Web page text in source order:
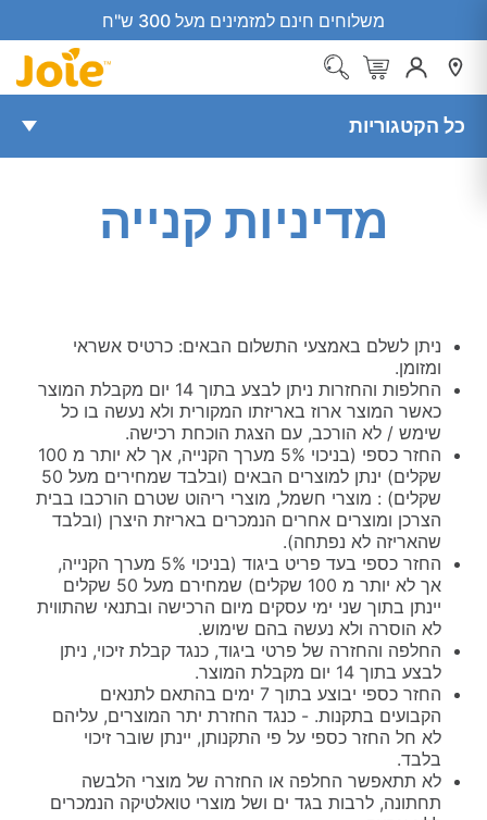
משלוחים חינם למזמינים מעל 300 ש"ח
כל הקטגוריות
מדיניות קנייה
ניתן לשלם באמצעי התשלום הבאים: כרטיס אשראי
ומזומן.
החלפות והחזרות ניתן לבצע בתוך 14 יום מקבלת המוצר
כאשר המוצר ארוז באריזתו המקורית ולא נעשה בו כל
שימש / לא הורכב, עם הצגת הוכחת רכישה.
החזר כספי (בניכוי 5% מערך הקנייה, אך לא יותר מ 100
שקלים) ינתן למוצרים הבאים (ובלבד שמחירים מעל 50
שקלים) : מוצרי חשמל, מוצרי ריהוט שטרם הורכבו בבית
הצרכן ומוצרים אחרים הנמכרים באריזת היצרן (ובלבד
שהאריזה לא נפתחה).
החזר כספי בעד פריט ביגוד (בניכוי 5% מערך הקנייה,
אך לא יותר מ 100 שקלים) שמחירם מעל 50 שקלים
יינתן בתוך שני ימי עסקים מיום הרכישה ובתנאי שהתווית
לא הוסרה ולא נעשה בהם שימוש.
החלפה והחזרה של פרטי ביגוד, כנגד קבלת זיכוי, ניתן
לבצע בתוך 14 יום מקבלת המוצר.
החזר כספי יבוצע בתוך 7 ימים בהתאם לתנאים
הקבועים בתקנות. - כנגד החזרת יתר המוצרים, עליהם
לא חל החזר כספי על פי התקנותן, יינתן שובר זיכוי
בלבד.
לא תתאפשר החלפה או החזרה של מוצרי הלבשה
תחתונה, לרבות בגד ים ושל מוצרי טואלטיקה הנמכרים